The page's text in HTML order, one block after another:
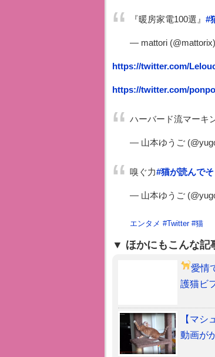
『暖房家電100選』 #
— mattori (@mattorix)
https://twitter.com/
https://twitter.com/
ハーバード流マーキ
— 山本ゆうご
嗅ぐ力#猫が読んで
— 山本ゆうご
エンタメ #Twitter#猫
ほかにもこんな記
愛情
護猫ビ
【マシ
動画が